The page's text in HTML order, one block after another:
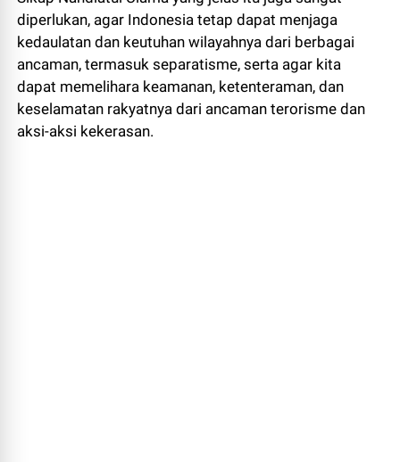
diperlukan, agar Indonesia tetap dapat menjaga
kedaulatan dan keutuhan wilayahnya dari berbagai
ancaman, termasuk separatisme, serta agar kita
dapat memelihara keamanan, ketenteraman, dan
keselamatan rakyatnya dari ancaman terorisme dan
aksi-aksi kekerasan.